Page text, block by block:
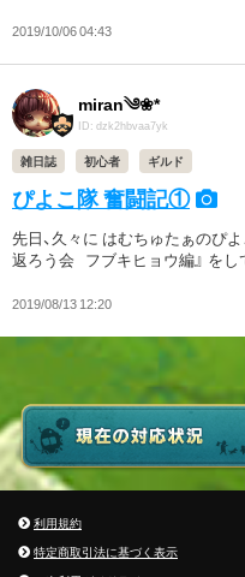
2019/10/06 04:43
miran༄❀*
ID: dzk2hbvaa7yk
雑日誌 初心者 ギルド
ぴよこ隊 奮闘記①
先日、久々に はむちゅたぁのぴ
返ろう会 フブキヒョウ編』 を
2019/08/13 12:20
利用規約
特定商取引法に基づく表示